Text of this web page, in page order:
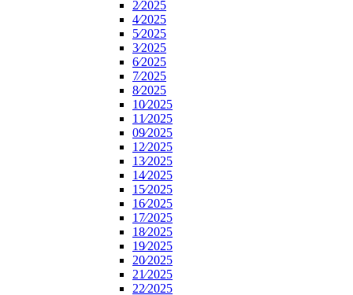
2⁄2025
4⁄2025
5⁄2025
3⁄2025
6⁄2025
7⁄2025
8⁄2025
10⁄2025
11⁄2025
09⁄2025
12⁄2025
13⁄2025
14⁄2025
15⁄2025
16⁄2025
17⁄2025
18⁄2025
19⁄2025
20⁄2025
21⁄2025
22⁄2025